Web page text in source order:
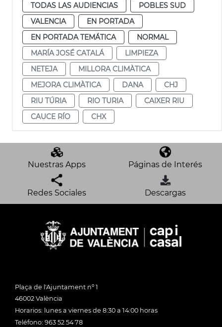
TODAS LAS AUDIENCIAS
POBLES SUD
VALENCIA
EN PORTADA
EN PORTADA TEMÁTICA
NORMAL
MARÍA JOSÉ CATALÁ
LIMPIEZA
NETEJA
MILLORA CLIMÀTICA
MEJORA CLIMÀTICA
DANA
CHJ
RIU TÚRIA
RIO TURIA
CAIXER RIU
CAUCE RÍO
CHX
Nuestras Apps Páginas de Interés
Redes Sociales Descargas
Plaça de l'Ajuntament nº 1
46002 València
Horarios: lunes a viernes de 8:30 a 14:00 horas
Teléfono: 963 52 54 78